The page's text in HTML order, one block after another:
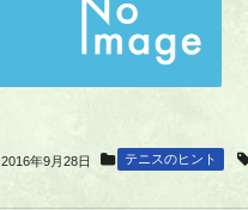
2016年9月28日 テニスのヒント